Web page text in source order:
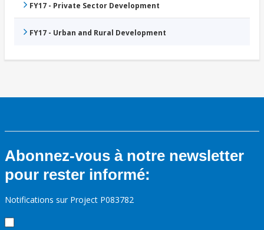
FY17 - Private Sector Development
FY17 - Urban and Rural Development
Abonnez-vous à notre newsletter
pour rester informé:
Notifications sur Project P083782